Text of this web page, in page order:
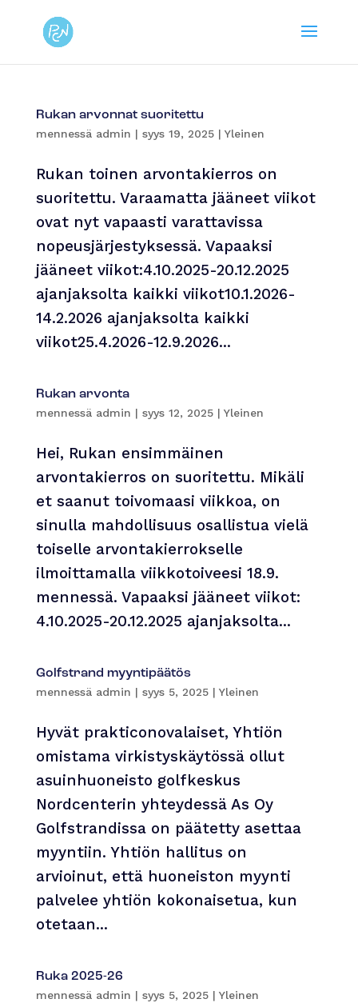
Rukan arvonnat suoritettu
mennessä admin | syys 19, 2025| Yleinen
Rukan toinen arvontakierros on
suoritettu. Varaamatta jääneet viikot
ovat nyt vapaasti varattavissa
nopeusjärjestyksessä. Vapaaksi
jääneet viikot:4.10.2025-20.12.2025
ajanjaksolta kaikki viikot10.1.2026-
14.2.2026 ajanjaksolta kaikki
viikot25.4.2026-12.9.2026...
Rukan arvonta
mennessä admin | syys 12, 2025| Yleinen
Hei, Rukan ensimmäinen
arvontakierros on suoritettu. Mikäli
et saanut toivomaasi viikkoa, on
sinulla mahdollisuus osallistua vielä
toiselle arvontakierrokselle
ilmoittamalla viikkotoiveesi 18.9.
mennessä. Vapaaksi jääneet viikot:
4.10.2025-20.12.2025 ajanjaksolta...
Golfstrand myyntipäätös
mennessä admin | syys 5, 2025| Yleinen
Hyvät prakticonovalaiset, Yhtiön
omistama virkistyskäytössä ollut
asuinhuoneisto golfkeskus
Nordcenterin yhteydessä As Oy
Golfstrandissa on päätetty asettaa
myyntiin. Yhtiön hallitus on
arvioinut, että huoneiston myynti
palvelee yhtiön kokonaisetua, kun
otetaan...
Ruka 2025-26
mennessä admin | syys 5, 2025| Yleinen